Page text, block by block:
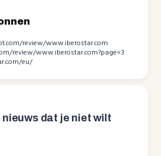
review/www.iberostar.com
review/www.iberostar.com?page=3
eu/
dat je niet wilt